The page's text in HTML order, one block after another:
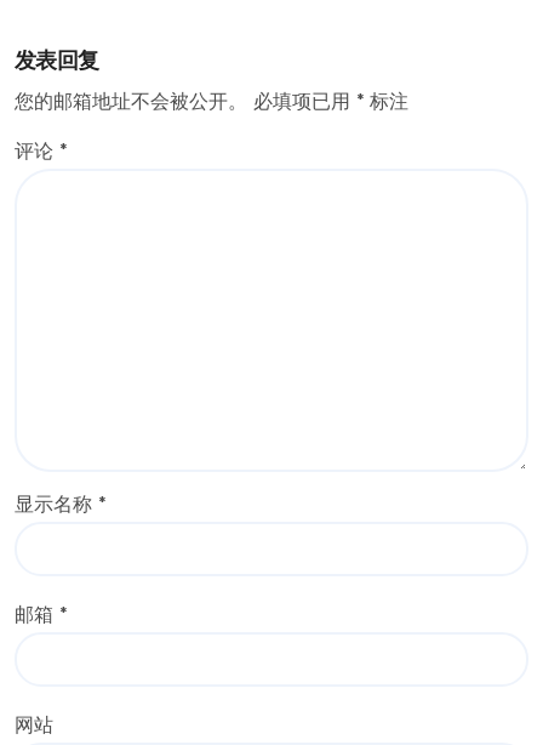
发表回复
您的邮箱地址不会被公开。 必填项已用 * 标注
评论 *
显示名称 *
邮箱 *
网站